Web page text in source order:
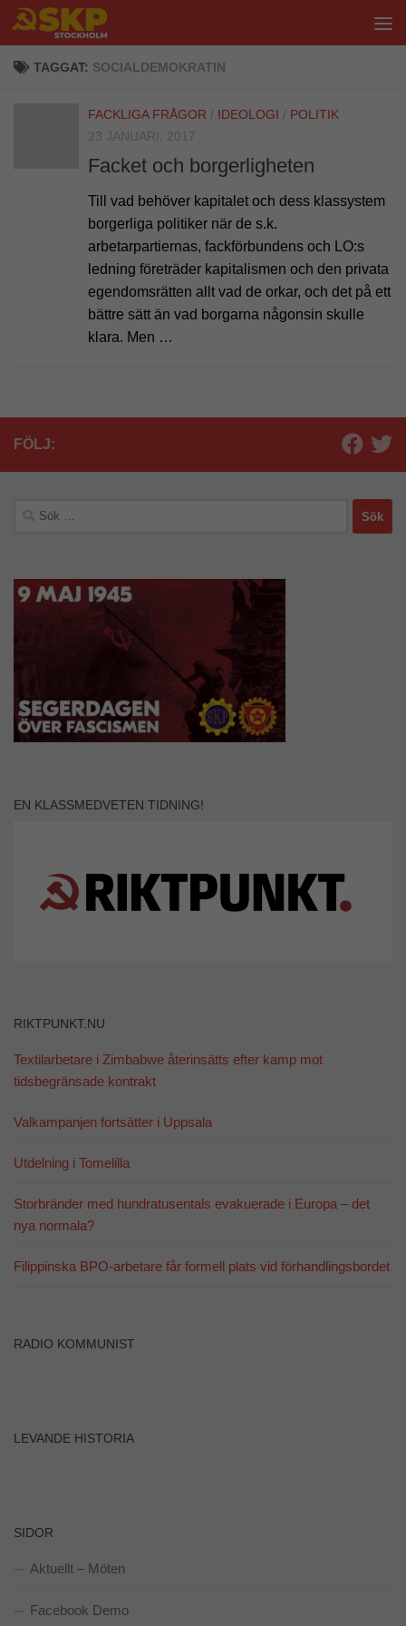
Hoppa till innehåll
TAGGAT: SOCIALDEMOKRATIN
FACKLIGA FRÅGOR / IDEOLOGI / POLITIK
23 JANUARI, 2017
Facket och borgerligheten
Till vad behöver kapitalet och dess klassystem
borgerliga politiker när de s.k.
arbetarpartiernas, fackförbundens och LO:s
ledning företräder kapitalismen och den privata
egendomsrätten allt vad de orkar, och det på ett
bättre sätt än vad borgarna någonsin skulle
klara. Men …
FÖLJ:
EN KLASSMEDVETEN TIDNING!
RIKTPUNKT.NU
Textilarbetare i Zimbabwe återinsätts efter kamp mot
tidsbegränsade kontrakt
Valkampanjen fortsätter i Uppsala
Utdelning i Tomelilla
Storbränder med hundratusentals evakuerade i Europa – det
nya normala?
Filippinska BPO-arbetare får formell plats vid förhandlingsbordet
RADIO KOMMUNIST
LEVANDE HISTORIA
SIDOR
Aktuellt – Möten
Facebook Demo